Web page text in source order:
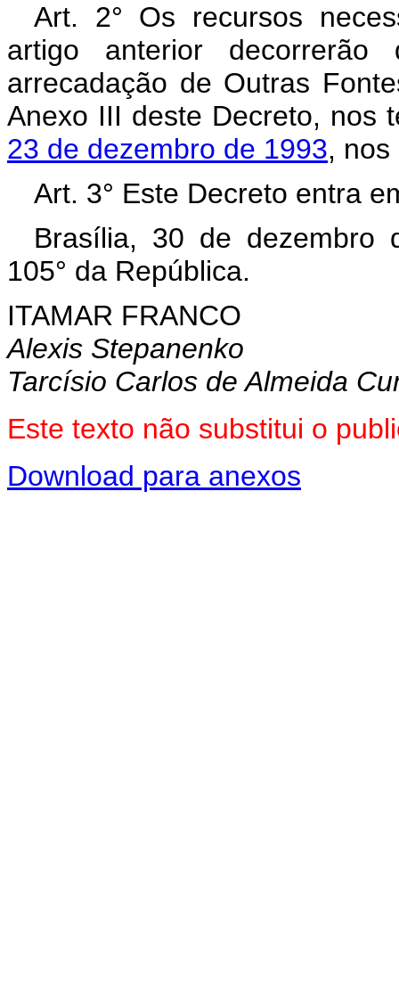
Art. 2° Os recursos
artigo anterior
arrecadação de Outras
Anexo III deste Decreto, nos
23 de dezembro de 1993,
Art. 3° Este Decreto entra
Brasília, 30 de dezembro
105° da República.
ITAMAR FRANCO
Alexis Stepanenko
Tarcísio Carlos de Almeida
Este texto não substitui o
Download para anexos